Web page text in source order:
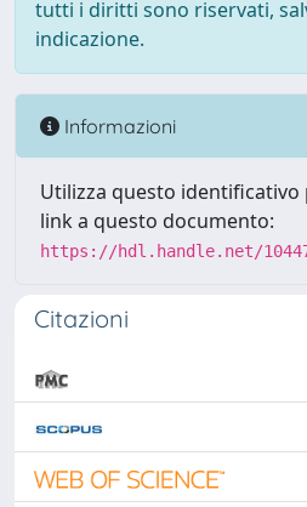
tutti i diritti sono riservati,
indicazione.
Informazioni
Utilizza questo
link a questo documento:
https://hdl.handle.net/
Citazioni